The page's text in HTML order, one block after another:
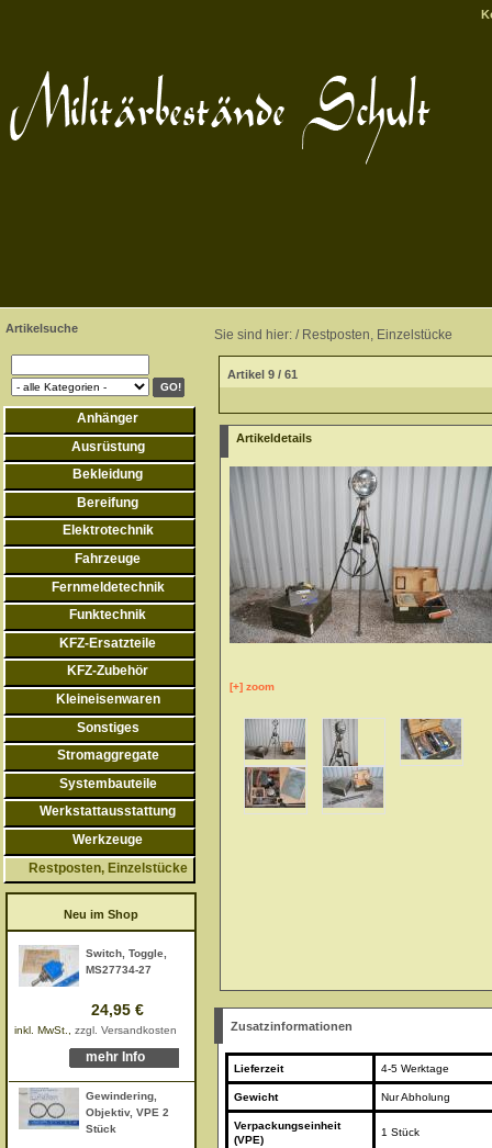
Artikelsuche
Anhänger
Ausrüstung
Bekleidung
Bereifung
Elektrotechnik
Fahrzeuge
Fernmeldetechnik
Funktechnik
KFZ-Ersatzteile
KFZ-Zubehör
Kleineisenwaren
Sonstiges
Stromaggregate
Systembauteile
Werkstattausstattung
Werkzeuge
Restposten, Einzelstücke
Neu im Shop
Switch, Toggle,
MS27734-27
24,95 €
inkl. MwSt., zzgl. Versandkosten
mehr Info
Gewindering,
Objektiv, VPE 2
Stück
Sie sind hier: / Restposten, Einzelstücke
Artikel 9 / 61
Artikeldetails
[+] zoom
Zusatzinformationen
Lieferzeit 4-5 Werktage
Gewicht Nur Abholung
Verpackungseinheit
(VPE)
1 Stück